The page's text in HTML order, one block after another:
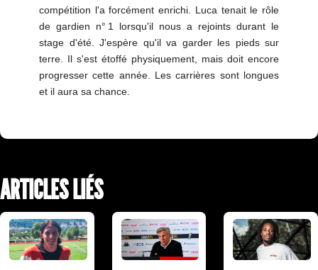
compétition l'a forcément enrichi. Luca tenait le rôle
de gardien n° 1 lorsqu'il nous a rejoints durant le
stage d'été. J'espère qu'il va garder les pieds sur
terre. Il s'est étoffé physiquement, mais doit encore
progresser cette année. Les carrières sont longues
et il aura sa chance.
ARTICLES LIÉS